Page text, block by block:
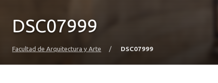
DSC07999
Facultad de Arquitectura y Arte / DSC07999